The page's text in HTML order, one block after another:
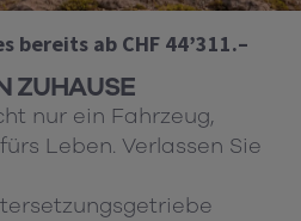
bereits ab CHF 44’311.–
ZUHAUSE
nur ein Fahrzeug,
Leben. Verlassen Sie